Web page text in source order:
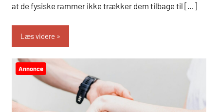
at de fysiske rammer ikke trækker dem tilbage til […]
Læs videre
Annonce